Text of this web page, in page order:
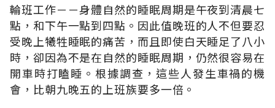
輪班工作－－身體自然的睡眠周期是午夜到清晨七
點，和下午一點到四點。因此值晚班的人不但要忍
受晚上犧牲睡眠的痛苦，而且即使白天睡足了八小
時，卻因為不是在自然的睡眠周期，仍然很容易在
開車時打瞌睡。根據調查，這些人發生車禍的機
會，比朝九晚五的上班族要多一倍。